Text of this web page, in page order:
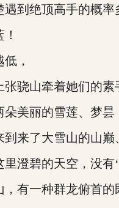
绝顶高手的概率
，
山牵着她们的素
丽的雪莲、梦昙
来了大雪山的山巅
碧的天空，没有‘
一种群龙俯首的